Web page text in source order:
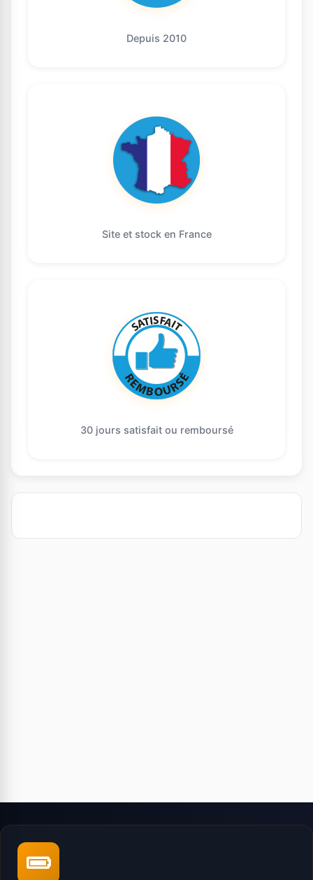
Depuis 2010
Site et stock en France
30 jours satisfait ou remboursé